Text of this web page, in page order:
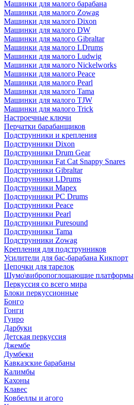
Машинки для малого барабана
Машинки для малого Zowag
Машинки для малого Dixon
Машинки для малого DW
Машинки для малого Gibraltar
Машинки для малого LDrums
Машинки для малого Ludwig
Машинки для малого Nickelworks
Машинки для малого Peace
Машинки для малого Pearl
Машинки для малого Tama
Машинки для малого TJW
Машинки для малого Trick
Настроечные ключи
Перчатки барабанщиков
Подструнники и крепления
Подструнники Dixon
Подструнники Drum Gear
Подструнники Fat Cat Snappy Snares
Подструнники Gibraltar
Подструнники LDrums
Подструнники Mapex
Подструнники PC Drums
Подструнники Peace
Подструнники Pearl
Подструнники Puresound
Подструнники Tama
Подструнники Zowag
Крепления для подструнников
Усилители для бас-барабана Кикпорт
Цепочки для тарелок
Шумо\вибропоглощающие платформы
Перкуссия со всего мира
Блоки перкуссионные
Бонго
Гонги
Гуиро
Дарбуки
Детская перкуссия
Джембе
Думбеки
Кавказские барабаны
Калимбы
Кахоны
Клавес
Ковбеллы и агого